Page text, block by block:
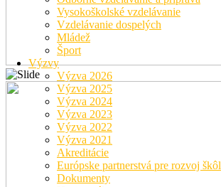
Vysokoškolské vzdelávanie
Vzdelávanie dospelých
Mládež
Šport
Výzvy
Výzva 2026
Výzva 2025
Výzva 2024
Výzva 2023
Výzva 2022
Výzva 2021
Akreditácie
Európske partnerstvá pre rozvoj škôl
Dokumenty